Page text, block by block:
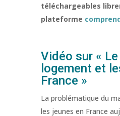
téléchargeables
plateforme
Vidéo sur «
logement et
France »
La problématique du
les jeunes en France